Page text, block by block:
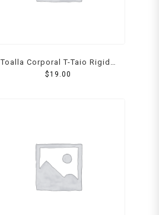
Toalla Corporal T-Taio Rigida
Doble Textura
$19.00